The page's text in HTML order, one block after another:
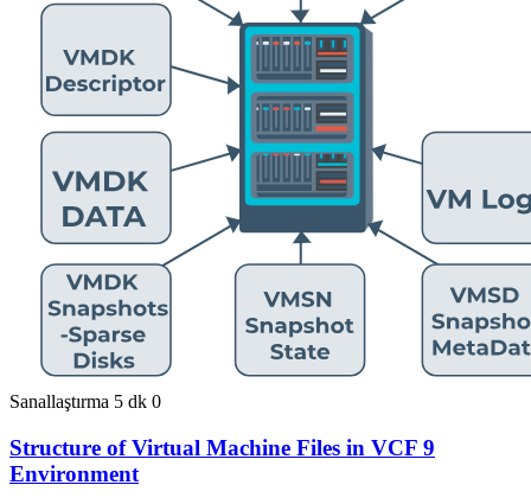
Sanallaştırma 5 dk 0
Structure of Virtual Machine Files in VCF 9
Environment